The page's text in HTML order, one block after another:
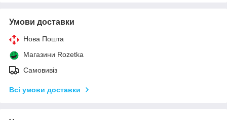
Умови доставки
Нова Пошта
Магазини Rozetka
Самовивіз
Всі умови доставки